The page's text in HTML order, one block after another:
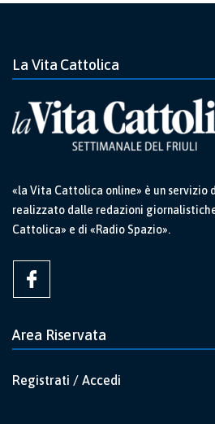
La Vita Cattolica
«la Vita Cattolica online» è un servizio
realizzato dalle redazioni
Cattolica» e di «Radio Spazio».
Area Riservata
Registrati / Accedi